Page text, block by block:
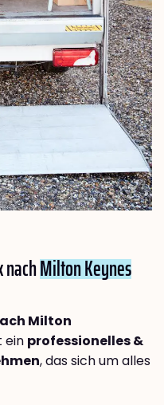
Milton Keynes
Milton
ein professionelles &
, das sich um alles